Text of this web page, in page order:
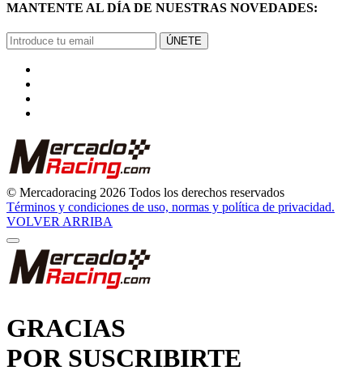
MANTENTE AL DÍA DE NUESTRAS NOVEDADES:
ÚNETE
© Mercadoracing 2026 Todos los derechos reservados
Términos y condiciones de uso, normas y política de privacidad.
VOLVER ARRIBA
GRACIAS
POR SUSCRIBIRTE